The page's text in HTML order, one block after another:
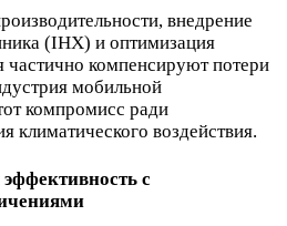
внедрение
(IHX) и оптимизация
частично компенсируют потери
мобильной
компромисс ради
климатического воздействия.
с